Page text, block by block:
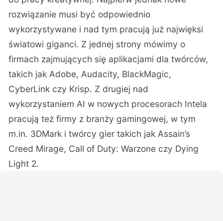
rozwiązanie musi być odpowiednio
wykorzystywane i nad tym pracują już najwięksi
światowi giganci. Z jednej strony mówimy o
firmach zajmujących się aplikacjami dla twórców,
takich jak Adobe, Audacity, BlackMagic,
CyberLink czy Krisp. Z drugiej nad
wykorzystaniem AI w nowych procesorach Intela
pracują też firmy z branży gamingowej, w tym
m.in. 3DMark i twórcy gier takich jak Assain’s
Creed Mirage, Call of Duty: Warzone czy Dying
Light 2.